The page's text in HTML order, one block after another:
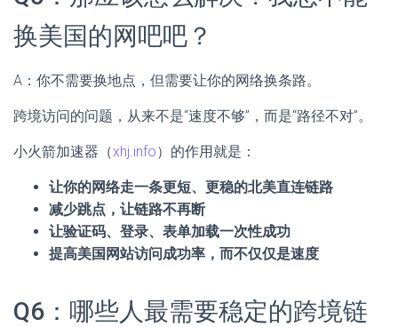
换美国的网吧吧？
A：你不需要换地点，但需要让你的网络换条路。
跨境访问的问题，从来不是“速度不够”，而是“路径不对”。
小火箭加速器（xhj.info）的作用就是：
让你的网络走一条更短、更稳的北美直连链路
减少跳点，让链路不再断
让验证码、登录、表单加载一次性成功
提高美国网站访问成功率，而不仅仅是速度
Q6：哪些人最需要稳定的跨境链